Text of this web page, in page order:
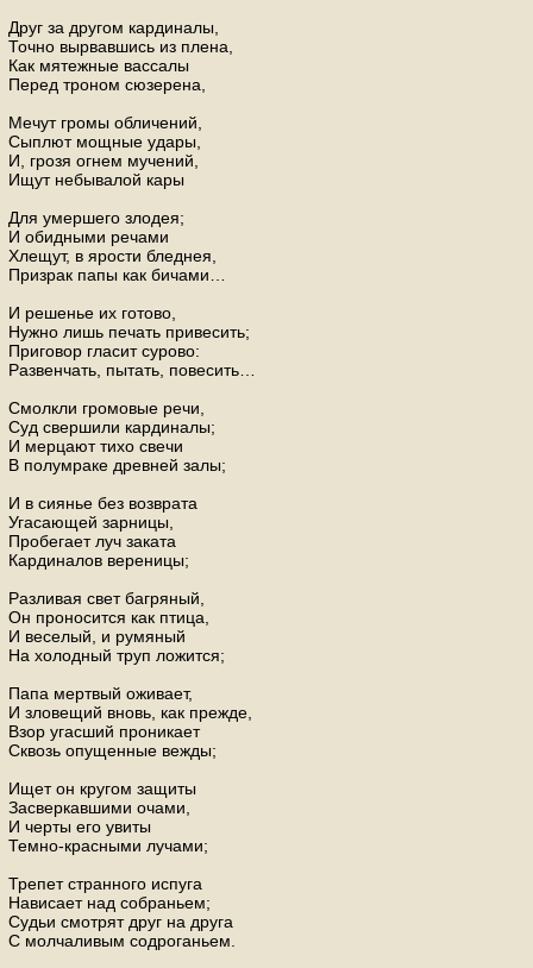
Друг за другом кардиналы,
Точно вырвавшись из плена,
Как мятежные вассалы
Перед троном сюзерена,
Мечут громы обличений,
Сыплют мощные удары,
И, грозя огнем мучений,
Ищут небывалой кары
Для умершего злодея;
И обидными речами
Хлещут, в ярости бледнея,
Призрак папы как бичами…
И решенье их готово,
Нужно лишь печать привесить;
Приговор гласит сурово:
Развенчать, пытать, повесить…
Смолкли громовые речи,
Суд свершили кардиналы;
И мерцают тихо свечи
В полумраке древней залы;
И в сиянье без возврата
Угасающей зарницы,
Пробегает луч заката
Кардиналов вереницы;
Разливая свет багряный,
Он проносится как птица,
И веселый, и румяный
На холодный труп ложится;
Папа мертвый оживает,
И зловещий вновь, как прежде,
Взор угасший проникает
Сквозь опущенные вежды;
Ищет он кругом защиты
Засверкавшими очами,
И черты его увиты
Темно-красными лучами;
Трепет странного испуга
Нависает над собраньем;
Судьи смотрят друг на друга
С молчаливым содроганьем.